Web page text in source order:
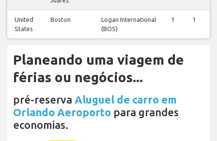
United
States
Boston
Logan International
(BOS)
1 1
Planeando uma viagem de
férias ou negócios...
pré-reserva Aluguel de carro em
Orlando Aeroporto para grandes
economias.